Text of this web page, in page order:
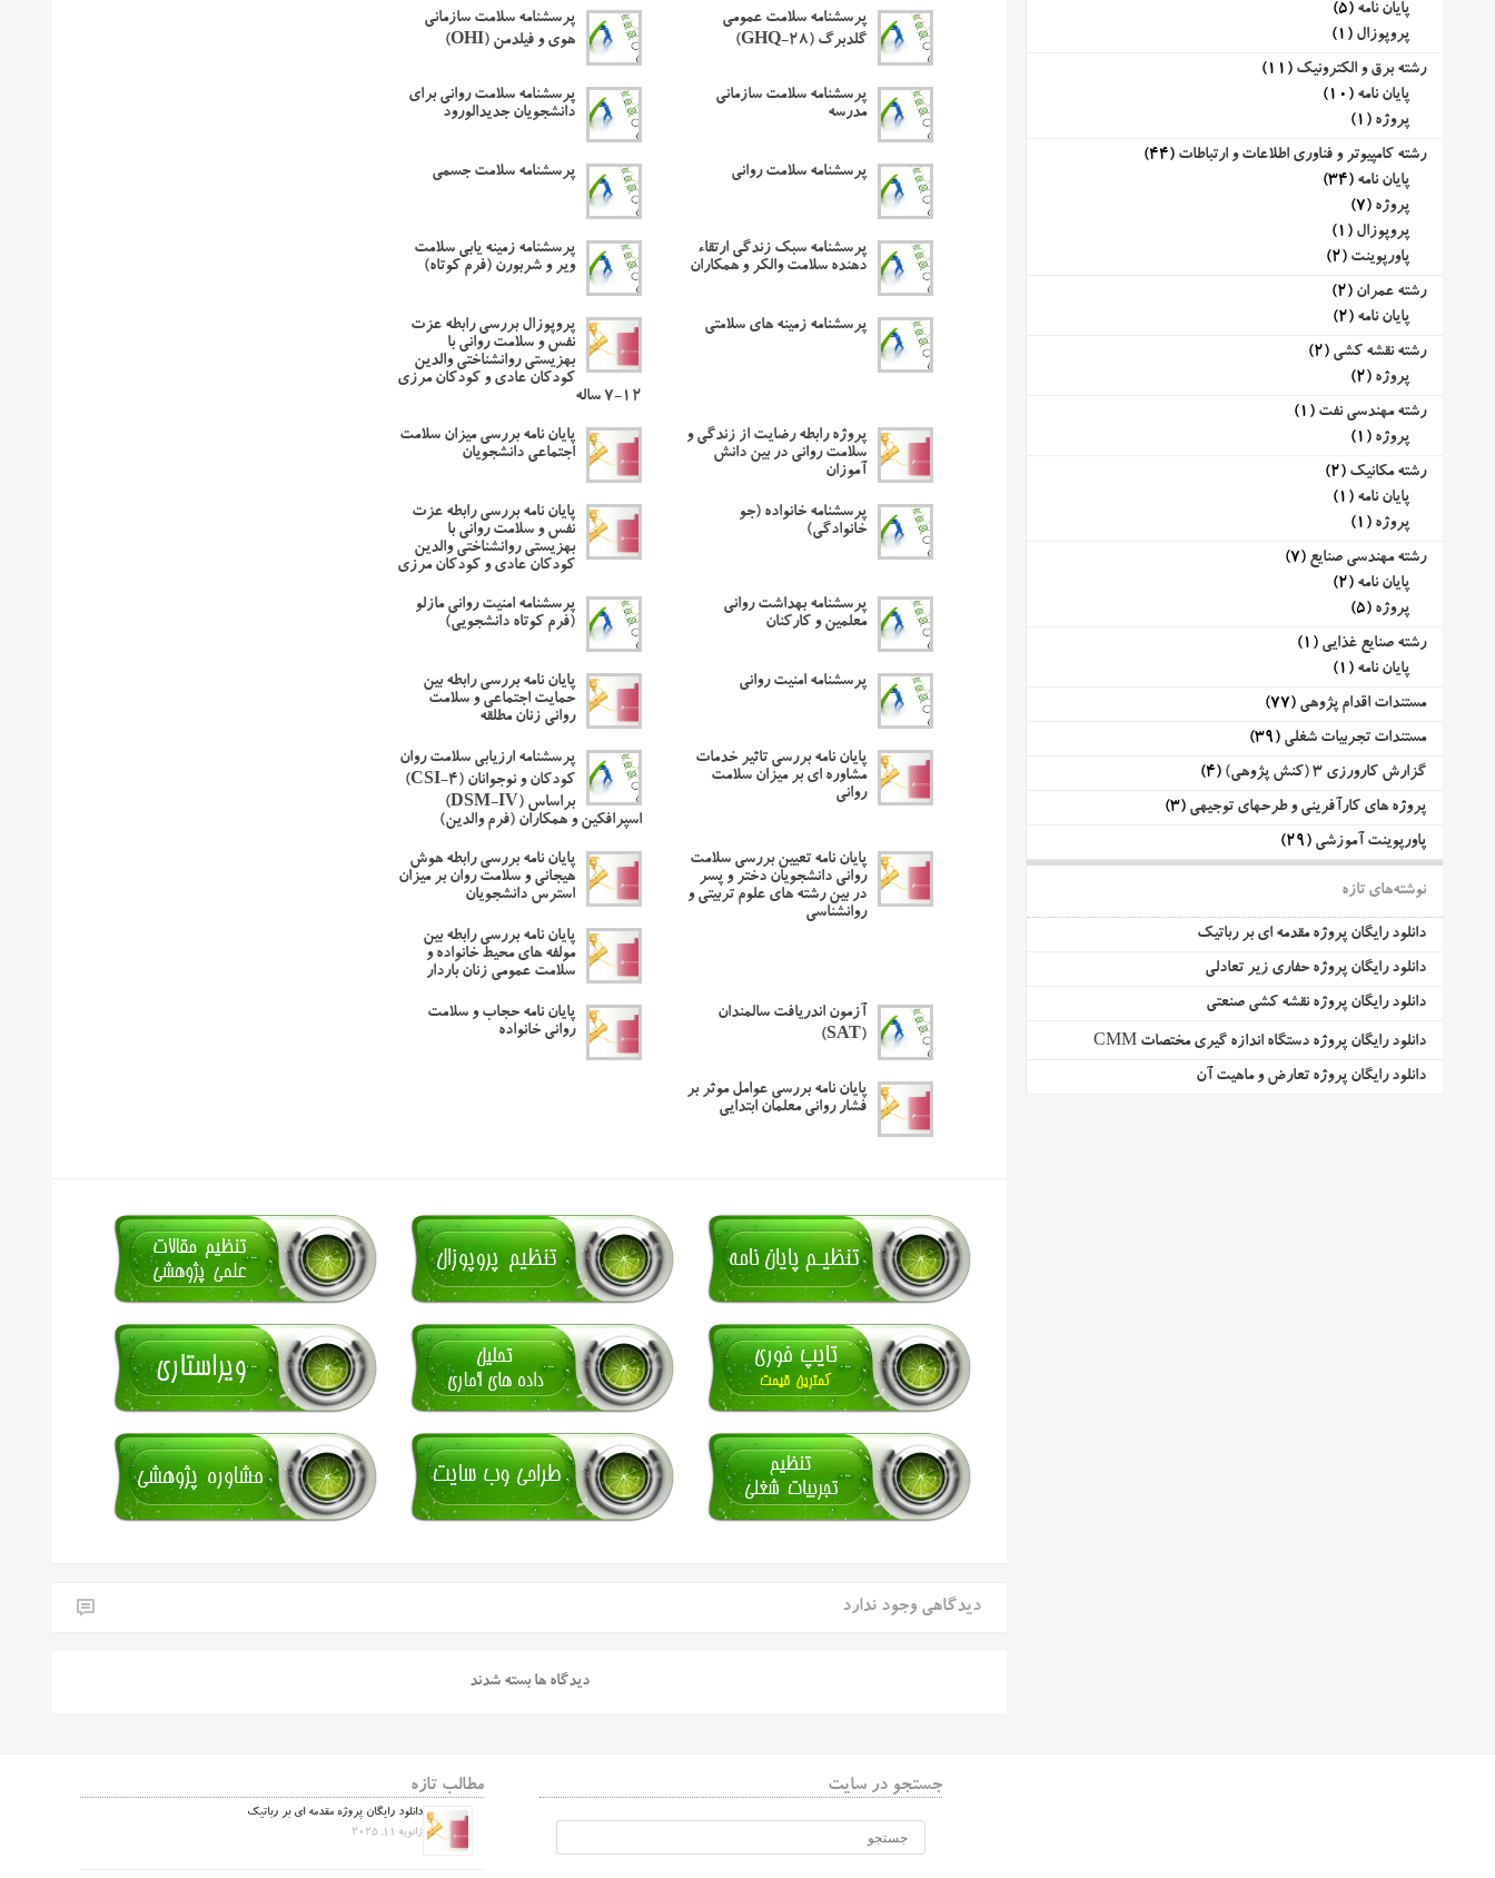
پرسشنامه سلامت عمومی
گلدبرگ (GHQ-28)
پرسشنامه سلامت سازمانی
هوی و فیلدمن (OHI)
پرسشنامه سلامت سازمانی
مدرسه
پرسشنامه سلامت روانی برای
دانشجویان جدیدالورود
پرسشنامه سلامت روانی پرسشنامه سلامت جسمی
پرسشنامه سبک زندگی ارتقاء
دهنده سلامت والکر و همکاران
پرسشنامه زمینه یابی سلامت
ویر و شربورن (فرم کوتاه)
پرسشنامه زمینه های سلامتی
پروپوزال بررسی رابطه عزت
نفس و سلامت روانی با
بهزیستی روانشناختی والدین
کودکان عادی و کودکان مرزی
۱۲-۷ ساله
پروژه رابطه رضایت از زندگی و
سلامت روانی در بین دانش
آموزان
پایان نامه بررسی میزان سلامت
اجتماعی دانشجویان
پرسشنامه خانواده (جو
خانوادگی)
پایان نامه بررسی رابطه عزت
نفس و سلامت روانی با
بهزیستی روانشناختی والدین
کودکان عادی و کودکان مرزی
پرسشنامه بهداشت روانی
معلمین و کارکنان
پرسشنامه امنیت روانی مازلو
(فرم کوتاه دانشجویی)
پرسشنامه امنیت روانی
پایان نامه بررسی رابطه بین
حمایت اجتماعی و سلامت
روانی زنان مطلقه
پایان نامه بررسی تاثیر خدمات
مشاوره ای بر میزان سلامت
روانی
پرسشنامه ارزیابی سلامت روان
کودکان و نوجوانان (CSI-4)
براساس (DSM-IV)
اسپرافکین و همکاران (فرم والدین)
پایان نامه تعیین بررسی سلامت
روانی دانشجویان دختر و پسر
در بین رشته های علوم تربیتی و
روانشناسی
پایان نامه بررسی رابطه هوش
هیجانی و سلامت روان بر میزان
استرس دانشجویان
پایان نامه بررسی رابطه بین
مولفه ‌های محیط خانواده و
سلامت عمومی زنان باردار
آزمون اندریافت سالمندان
(SAT)
پایان نامه حجاب و سلامت
روانی خانواده
پایان نامه بررسی عوامل موثر بر
فشار روانی معلمان ابتدایی
دیدگاهی وجود ندارد
دیدگاه ها بسته شدند
پایان نامه (5)
پروپوزال (1)
رشته برق و الکترونیک (11)
پایان نامه (10)
پروژه (1)
رشته کامپیوتر و فناوری اطلاعات و ارتباطات (44)
پایان نامه (34)
پروژه (7)
پروپوزال (1)
پاورپوینت (2)
رشته عمران (2)
پایان نامه (2)
رشته نقشه کشی (2)
پروژه (2)
رشته مهندسی نفت (1)
پروژه (1)
رشته مکانیک (2)
پایان نامه (1)
پروژه (1)
رشته مهندسی صنایع (7)
پایان نامه (2)
پروژه (5)
رشته صنایع غذایی (1)
پایان نامه (1)
مستندات اقدام پژوهی (77)
مستندات تجربیات شغلی (39)
گزارش کارورزی 3 (کنش پژوهی)
(4)
پروژه های کارآفرینی و طرحهای توجیهی (3)
پاورپوینت آموزشی (29)
نوشته‌های تازه
دانلود رایگان پروژه مقدمه ای بر رباتیک
دانلود رایگان پروژه حفاری زیر تعادلی
دانلود رایگان پروژه نقشه کشی صنعتی
دانلود رایگان پروژه دستگاه اندازه گیری مختصات CMM
دانلود رایگان پروژه تعارض و ماهیت آن
مطالب تازه
دانلود رایگان پروژه مقدمه ای بر رباتیک
ژانویه 11, 2025
جستجو در سایت